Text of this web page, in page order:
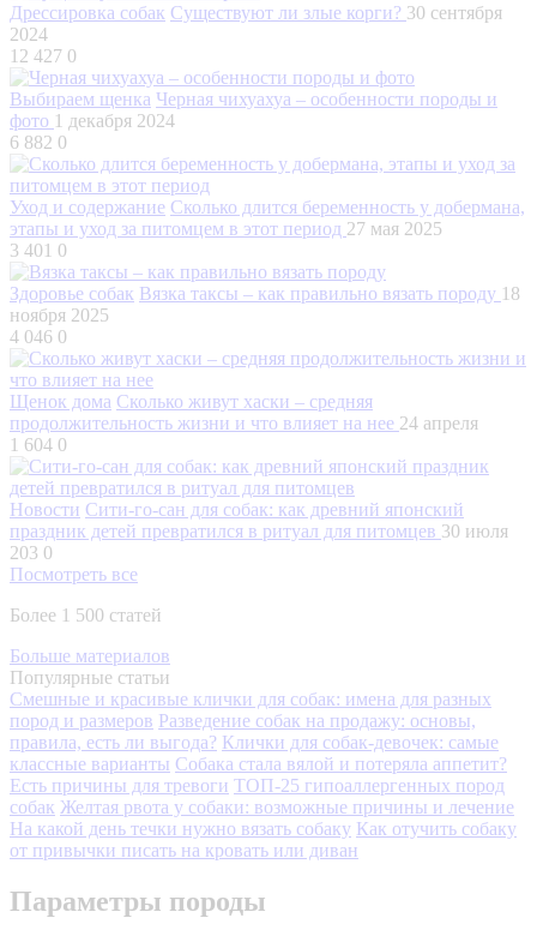
Дрессировка собак Существуют ли злые корги? 30 сентября
2024
12 427 0
Выбираем щенка Черная чихуахуа – особенности породы и
фото 1 декабря 2024
6 882 0
Уход и содержание Сколько длится беременность у добермана,
этапы и уход за питомцем в этот период 27 мая 2025
3 401 0
Здоровье собак Вязка таксы – как правильно вязать породу 18
ноября 2025
4 046 0
Щенок дома Сколько живут хаски – средняя
продолжительность жизни и что влияет на нее 24 апреля
1 604 0
Новости Сити-го-сан для собак: как древний японский
праздник детей превратился в ритуал для питомцев 30 июля
203 0
Посмотреть все
Более 1 500 статей
Больше материалов
Популярные статьи
Смешные и красивые клички для собак: имена для разных
пород и размеров Разведение собак на продажу: основы,
правила, есть ли выгода? Клички для собак-девочек: самые
классные варианты Собака стала вялой и потеряла аппетит?
Есть причины для тревоги ТОП-25 гипоаллергенных пород
собак Желтая рвота у собаки: возможные причины и лечение
На какой день течки нужно вязать собаку Как отучить собаку
от привычки писать на кровать или диван
Параметры породы